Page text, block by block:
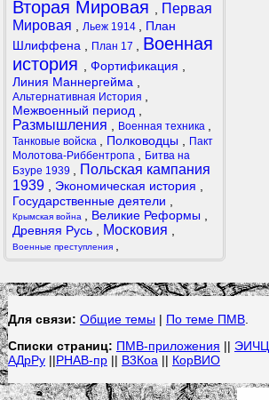
Вторая Мировая
Первая
Мировая
Льеж 1914
План
Шлиффена
План 17
Военная
история
Фортификация
Линия Маннергейма
Альтернативная История
Межвоенный период
Размышления Военная техника
Танковые войска Полководцы
Пакт
Молотова-Риббентропа
Битва на
Бзуре 1939
Польская кампания
1939
Экономическая история
Государственные деятели
Крымская война Великие Реформы
Древняя Русь
Московия
Военные преступления
Для связи: Общие темы | По теме ПМВ.
Списки страниц: ПМВ-приложения || ЭИЧЦ
АДрРу||РНАВ-пр|| В3Коа || КорВИО